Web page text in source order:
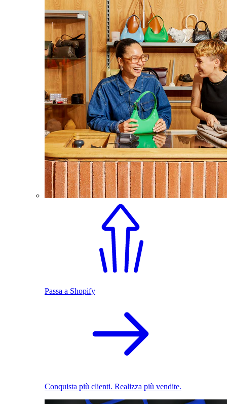
Passa a Shopify
Conquista più clienti. Realizza più vendite.